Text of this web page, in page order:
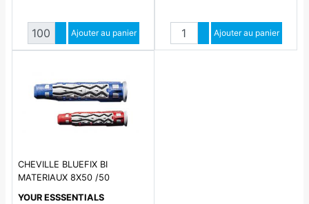
Quantité
Augmenter quantité
Diminuer quantité
Ajouter au panier Quantité
Augmenter quantité
Diminuer quantité
Ajouter au panier
CHEVILLE BLUEFIX BI
MATERIAUX 8X50 /50
YOUR ESSSENTIALS